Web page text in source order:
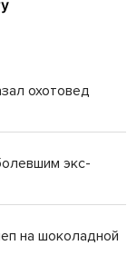
охотовед
экс-
на шоколадной